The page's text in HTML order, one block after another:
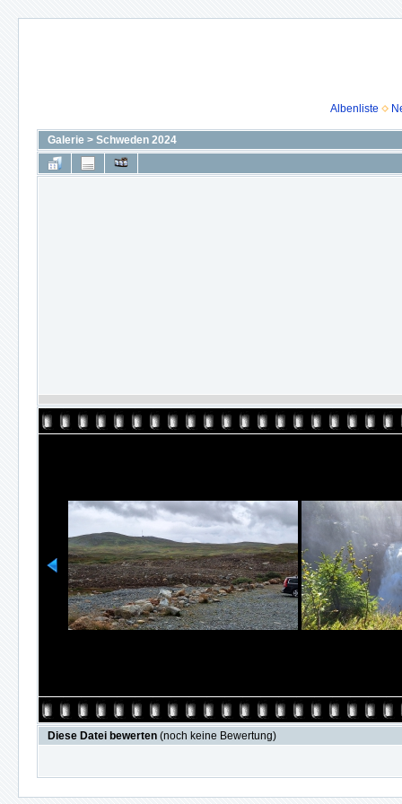
Albenliste
Galerie > Schweden 2024
Diese Datei bewerten (noch keine Bewertung)